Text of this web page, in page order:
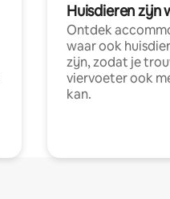
Huisdieren zijn
Ontdek
waar ook
zijn, zodat je
viervoeter ook
kan.